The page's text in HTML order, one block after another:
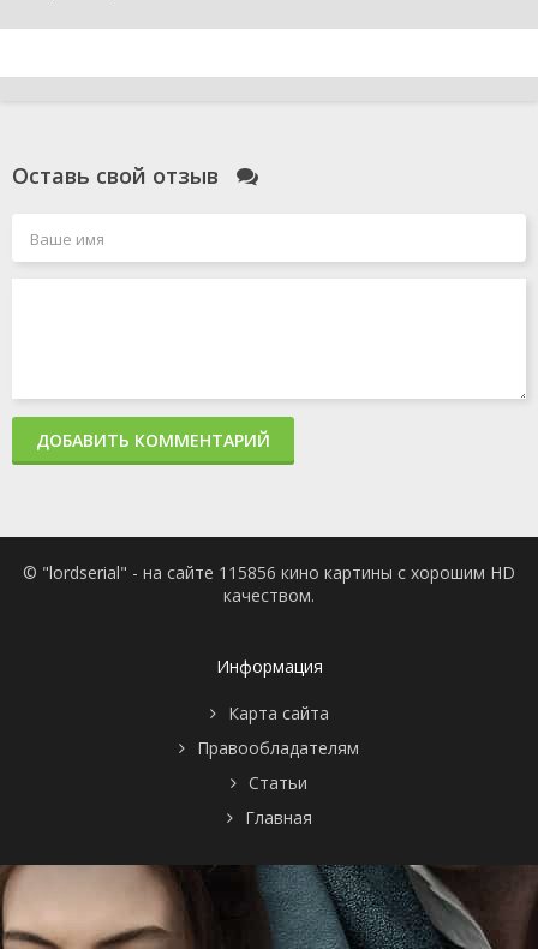
Оставь свой отзыв
ДОБАВИТЬ КОММЕНТАРИЙ
© "lordserial" - на сайте 115856 кино картины с хорошим HD
качеством.
Информация
Карта сайта
Правообладателям
Статьи
Главная